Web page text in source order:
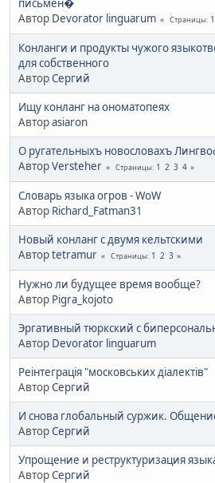
Автор Devorator linguarum Страницы 1
Конланги и продукты чужого
для собственного
АвторСергий
Ищу конланг на ономатопеях
Авторasiaron
О ругательныхъ новословахъ
АвторVersteher Страницы 1 2 3 4
Словарь языка огров - WoW
Автор Richard_Fatman31
Новый конланг с двумя кельтскими
Авторtetramur Страницы 1 2 3
Нужно ли будущее время вообще?
Автор Pigra_kojoto
Эргативный тюркский с
Автор Devorator linguarum
Реінтеграція "московських діалектів"
АвторСергий
И снова глобальный суржик.
АвторСергий
Упрощение и реструктуризация
АвторСергий